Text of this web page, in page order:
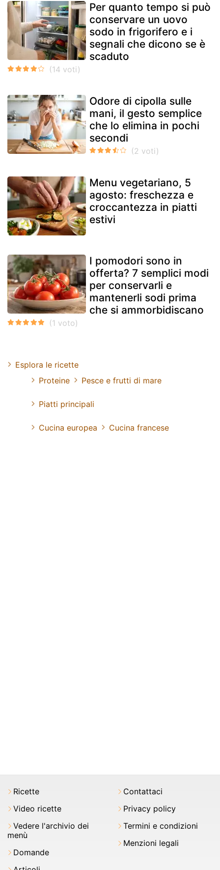
Per quanto tempo si può
conservare un uovo
sodo in frigorifero e i
segnali che dicono se è
scaduto
Odore di cipolla sulle
mani, il gesto semplice
che lo elimina in pochi
secondi
Menu vegetariano, 5
agosto: freschezza e
croccantezza in piatti
estivi
I pomodori sono in
offerta? 7 semplici modi
per conservarli e
mantenerli sodi prima
che si ammorbidiscano
Esplora le ricette
Proteine
Pesce e frutti di mare
Piatti principali
Cucina europea Cucina francese
Ricette
Video ricette
Vedere l'archivio dei
menù
Domande
Contattaci
Privacy policy
Termini e condizioni
Menzioni legali